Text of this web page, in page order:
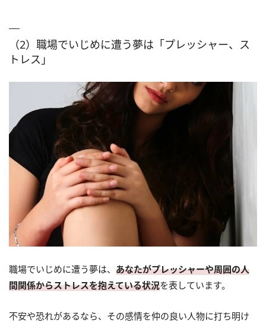
（2）職場でいじめに遭う夢は「プレッシャー、ス
トレス」
職場でいじめに遭う夢は、 あなたがプレッシャーや周囲の人
間関係からストレスを抱えている状況を表しています。
不安や恐れがあるなら、その感情を仲の良い人物に打ち明け